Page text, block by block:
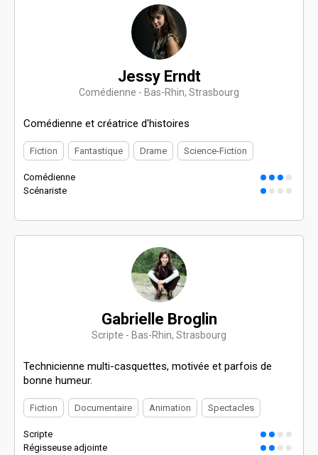
Jessy Erndt
Comédienne - Bas-Rhin, Strasbourg
Comédienne et créatrice d'histoires
Fiction Fantastique Drame Science-Fiction
Comédienne
Scénariste
Gabrielle Broglin
Scripte - Bas-Rhin, Strasbourg
Technicienne multi-casquettes, motivée et parfois de
bonne humeur.
Fiction Documentaire Animation Spectacles
Scripte
Régisseuse adjointe